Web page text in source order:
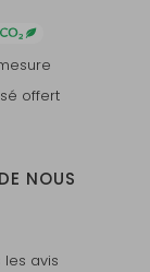
offert
NOUS
les avis